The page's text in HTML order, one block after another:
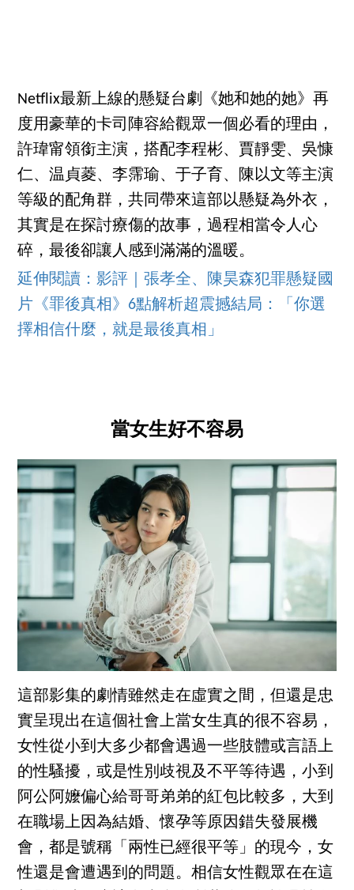
Netflix最新上線的懸疑台劇《她和她的她》再
度用豪華的卡司陣容給觀眾一個必看的理由，
許瑋甯領銜主演，搭配李程彬、賈靜雯、吳慷
仁、温貞菱、李霈瑜、于子育、陳以文等主演
等級的配角群，共同帶來這部以懸疑為外衣，
其實是在探討療傷的故事，過程相當令人心
碎，最後卻讓人感到滿滿的溫暖。
延伸閱讀：影評｜張孝全、陳昊森犯罪懸疑國
片《罪後真相》6點解析超震撼結局：「你選
擇相信什麼，就是最後真相」
當女生好不容易
這部影集的劇情雖然走在虛實之間，但還是忠
實呈現出在這個社會上當女生真的很不容易，
女性從小到大多少都會遇過一些肢體或言語上
的性騷擾，或是性別歧視及不平等待遇，小到
阿公阿嬤偏心給哥哥弟弟的紅包比較多，大到
在職場上因為結婚、懷孕等原因錯失發展機
會，都是號稱「兩性已經很平等」的現今，女
性還是會遭遇到的問題。相信女性觀眾在在這